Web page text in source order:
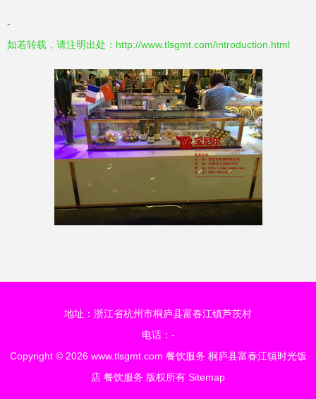
-
如若转载，请注明出处：http://www.tlsgmt.com/introduction.html
地址：浙江省杭州市桐庐县富春江镇芦茨村
电话：-
Copyright © 2026 www.tlsgmt.com 餐饮服务 桐庐县富春江镇时光饭
店 餐饮服务 版权所有 Sitemap